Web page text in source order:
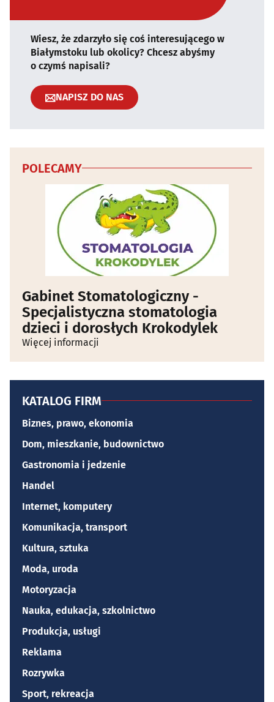
Wiesz, że zdarzyło się coś interesującego w
Białymstoku lub okolicy? Chcesz abyśmy
o czymś napisali?
NAPISZ DO NAS
POLECAMY
Gabinet Stomatologiczny -
Specjalistyczna stomatologia
dzieci i dorosłych Krokodylek
Więcej informacji
KATALOG FIRM
Biznes, prawo, ekonomia
Dom, mieszkanie, budownictwo
Gastronomia i jedzenie
Handel
Internet, komputery
Komunikacja, transport
Kultura, sztuka
Moda, uroda
Motoryzacja
Nauka, edukacja, szkolnictwo
Produkcja, usługi
Reklama
Rozrywka
Sport, rekreacja